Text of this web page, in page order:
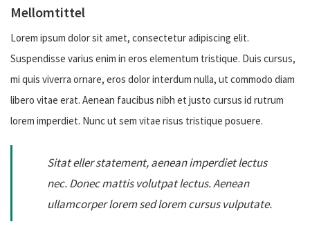
Mellomtittel
Lorem ipsum dolor sit amet, consectetur adipiscing elit.
Suspendisse varius enim in eros elementum tristique. Duis cursus,
mi quis viverra ornare, eros dolor interdum nulla, ut commodo diam
libero vitae erat. Aenean faucibus nibh et justo cursus id rutrum
lorem imperdiet. Nunc ut sem vitae risus tristique posuere.
Sitat eller statement, aenean imperdiet lectus
nec. Donec mattis volutpat lectus. Aenean
ullamcorper lorem sed lorem cursus vulputate.